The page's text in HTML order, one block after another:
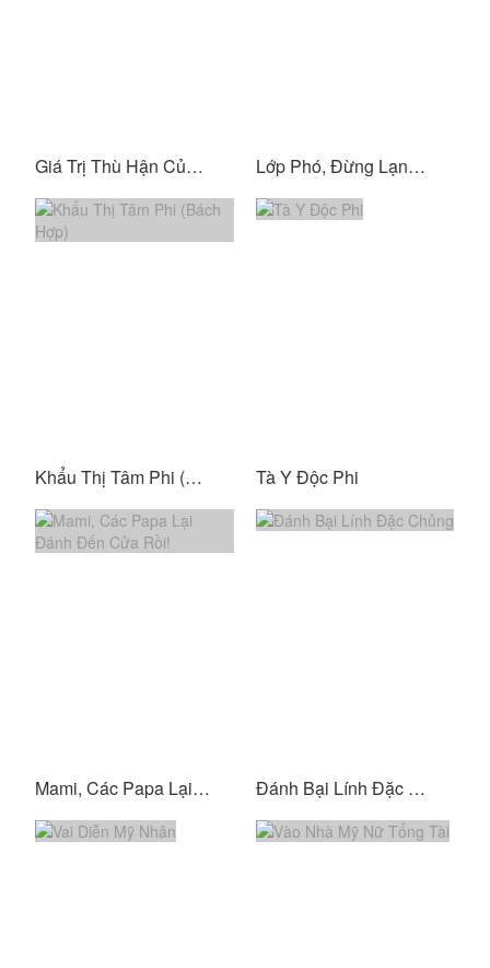
Giá Trị Thù Hận Của Nam Chính Không Dễ Kiếm Lớp Phó, Đừng Lạnh Lùng Với Anh Nữa Mà
Khẩu Thị Tâm Phi (Bách Hợp) Tà Y Độc Phi
Mami, Các Papa Lại Đánh Đến Cửa Rồi! Đánh Bại Lính Đặc Chủng